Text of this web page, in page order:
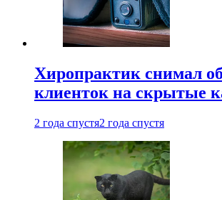
Хиропрактик снимал
клиенток на скрытые
2 года спустя2 года спустя